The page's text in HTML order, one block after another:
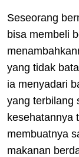
Seseorang
bisa membeli
yang tidak
ia menyadari
yang terbilang
kesehatannya
membuatnya
makanan